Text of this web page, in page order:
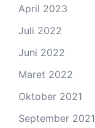
April 2023
Juli 2022
Juni 2022
Maret 2022
Oktober 2021
September 2021